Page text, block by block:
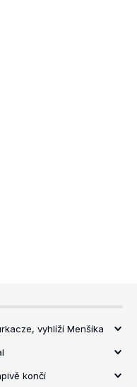
vyhlíží Menšíka
končí